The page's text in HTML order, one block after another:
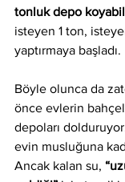
tonluk depo
isteyen 1 ton,
yaptırmaya başladı.
Böyle olunca da
önce evlerin
depoları
evin musluğuna
Ancak kalan su,